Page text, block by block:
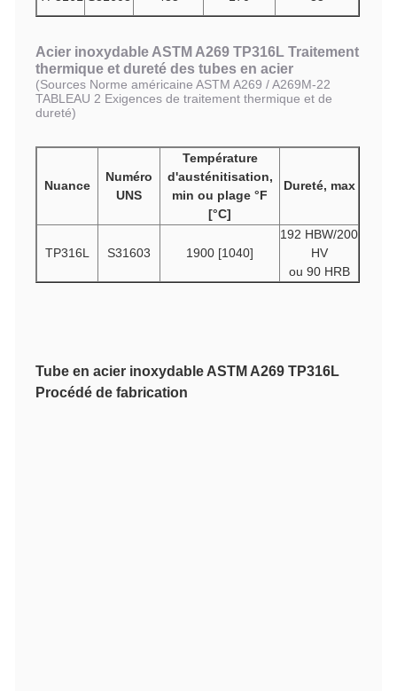
Acier inoxydable ASTM A269 TP316L Traitement
thermique et dureté des tubes en acier
(Sources Norme américaine ASTM A269 / A269M-22
TABLEAU 2 Exigences de traitement thermique et de
dureté)
Nuance
Numéro
UNS
Température
d'austénitisation,
min ou plage °F
[°C]
Dureté, max
TP316L S31603 1900 [1040]
192 HBW/200
HV
ou 90 HRB
Tube en acier inoxydable ASTM A269 TP316L
Procédé de fabrication